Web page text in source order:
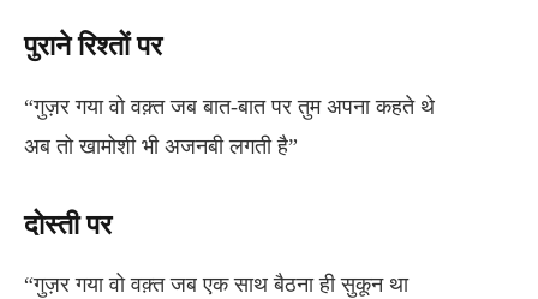
पुराने रिश्तों पर
“गुज़र गया वो वक़्त जब बात-बात पर तुम अपना कहते थे
अब तो खामोशी भी अजनबी लगती है”
दोस्ती पर
“गुज़र गया वो वक़्त जब एक साथ बैठना ही सुकून था